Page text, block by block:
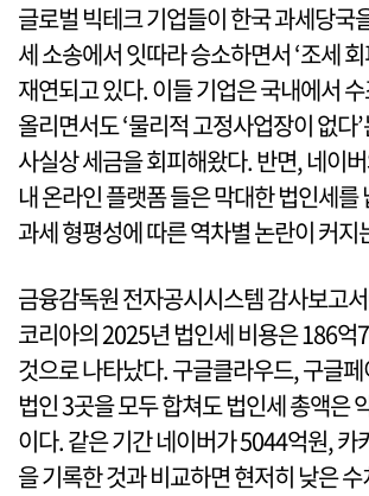
글로벌 빅테크 기업들이 한국 과세당국
세 소송에서 잇따라 승소하면서 ‘조세
재연되고 있다. 이들 기업은 국내에서
올리면서도 ‘물리적 고정사업장이 없다
사실상 세금을 회피해왔다. 반면, 네이
내 온라인 플랫폼 들은 막대한 법인세를
과세 형평성에 따른 역차별 논란이 커지
금융감독원 전자공시시스템 감사보고
코리아의 2025년 법인세 비용은 186억
것으로 나타났다. 구글클라우드, 구글
법인 3곳을 모두 합쳐도 법인세 총액은
이다. 같은 기간 네이버가 5044억원, 카
을 기록한 것과 비교하면 현저히 낮은